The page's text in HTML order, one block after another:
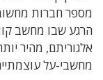
מספר חברות מחשוב
הרגע שבו מחשב
אלגוריתם, מהיר
מחשבי-על